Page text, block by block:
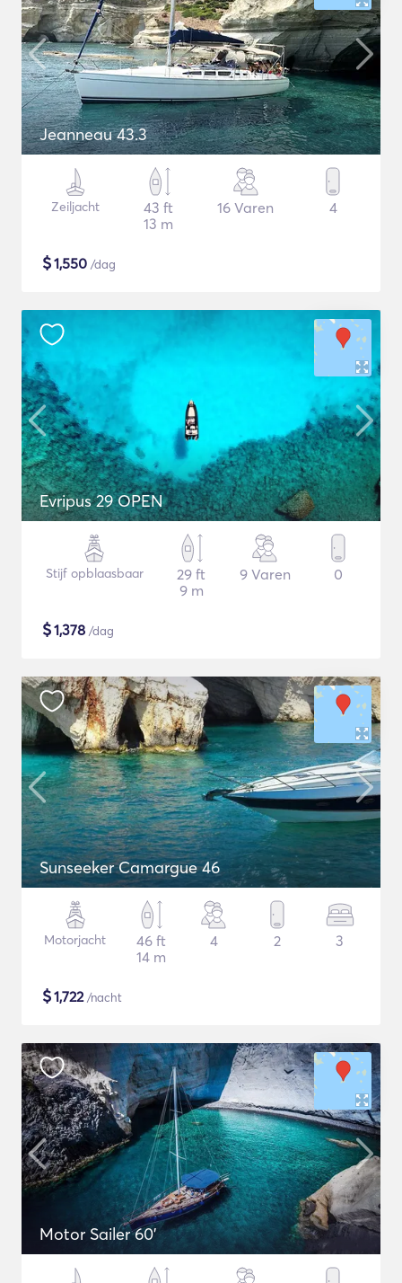
Jeanneau 43.3
Zeiljacht
43 ft
13 m
16 Varen 4
$1,550 /dag
Evripus 29 OPEN
Stijf opblaasbaar
29 ft
9 m
9 Varen 0
$1,378 /dag
Sunseeker Camargue 46
Motorjacht
46 ft
14 m
4 2 3
$1,722/nacht
Motor Sailer 60'